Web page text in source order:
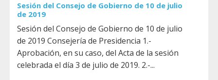
Sesión del Consejo de Gobierno de 10 de julio
de 2019
Sesión del Consejo de Gobierno de 10 de julio
de 2019 Consejería de Presidencia 1.-
Aprobación, en su caso, del Acta de la sesión
celebrada el día 3 de julio de 2019. 2.-...